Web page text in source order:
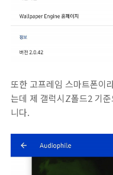
또한 고프레임 스마트폰이
는데 제 갤럭시Z폴드2 기
니다.